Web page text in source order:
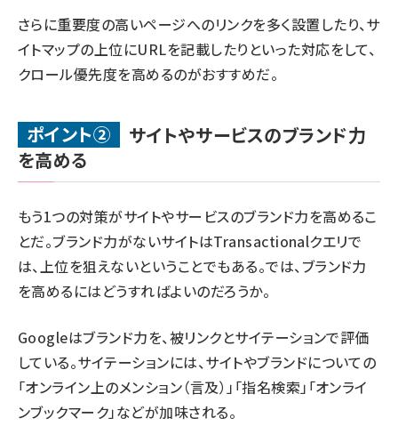
さらに重要度の高いページへのリンクを多く設置したり、サ
イトマップの上位にURLを記載したりといった対応をして、
クロール優先度を高めるのがおすすめだ。
ポイント②
サイトやサービスのブランド力
を高める
もう1つの対策がサイトやサービスのブランド力を高めるこ
とだ。ブランド力がないサイトはTransactionalクエリで
は、上位を狙えないということでもある。では、ブランド力
を高めるにはどうすればよいのだろうか。
Googleはブランド力を、被リンクとサイテーションで評価
している。サイテーションには、サイトやブランドについての
「オンライン上のメンション（言及）」「指名検索」「オンライ
ンブックマーク」などが加味される。